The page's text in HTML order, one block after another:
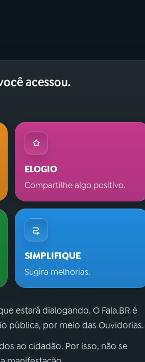
acessou.
ELOGIO
Compartilhe algo positivo.
SIMPLIFIQUE
Sugira melhorias.
estará dialogando. O Fala.BR é
pública, por meio das Ouvidorias.
ao cidadão. Por isso, não se